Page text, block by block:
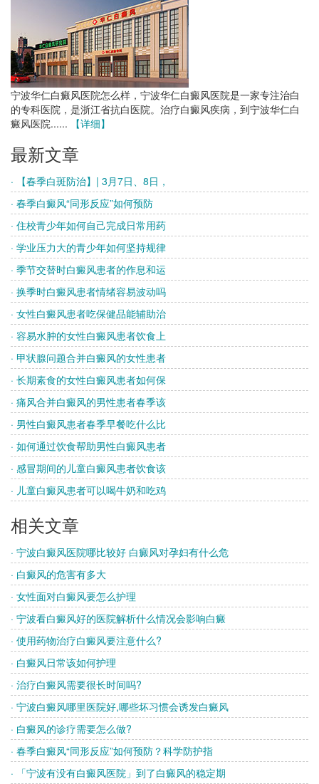
宁波华仁白癜风医院怎么样，宁波华仁白癜风医院是一家专注治白
的专科医院，是浙江省抗白医院。治疗白癜风疾病，到宁波华仁白
癜风医院......
【详细】
最新文章
· 【春季白斑防治】| 3月7日、8日，
· 春季白癜风“同形反应”如何预防
· 住校青少年如何自己完成日常用药
· 学业压力大的青少年如何坚持规律
· 季节交替时白癜风患者的作息和运
· 换季时白癜风患者情绪容易波动吗
· 女性白癜风患者吃保健品能辅助治
· 容易水肿的女性白癜风患者饮食上
· 甲状腺问题合并白癜风的女性患者
· 长期素食的女性白癜风患者如何保
· 痛风合并白癜风的男性患者春季该
· 男性白癜风患者春季早餐吃什么比
· 如何通过饮食帮助男性白癜风患者
· 感冒期间的儿童白癜风患者饮食该
· 儿童白癜风患者可以喝牛奶和吃鸡
相关文章
· 宁波白癜风医院哪比较好 白癜风对孕妇有什么危
· 白癜风的危害有多大
· 女性面对白癜风要怎么护理
· 宁波看白癜风好的医院解析什么情况会影响白癜
· 使用药物治疗白癜风要注意什么?
· 白癜风日常该如何护理
· 治疗白癜风需要很长时间吗?
· 宁波白癜风哪里医院好,哪些坏习惯会诱发白癜风
· 白癜风的诊疗需要怎么做?
· 春季白癜风“同形反应”如何预防？科学防护指
· 「宁波有没有白癜风医院」到了白癜风的稳定期